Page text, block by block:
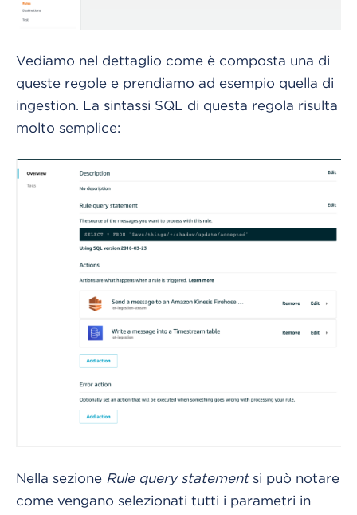
Vediamo nel dettaglio come è composta una di
queste regole e prendiamo ad esempio quella di
ingestion. La sintassi SQL di questa regola risulta
molto semplice:
Nella sezione Rule query statement si può notare
come vengano selezionati tutti i parametri in